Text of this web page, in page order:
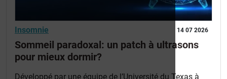
14 07 2026
Insomnie
Sommeil paradoxal: un patch à ultrasons
pour mieux dormir?
Développé par une équipe de l’Université du Texas à